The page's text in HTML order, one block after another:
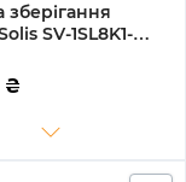
зберігання
SV-1SL8K1-
6000 циклів
LES15.3K1)
₴